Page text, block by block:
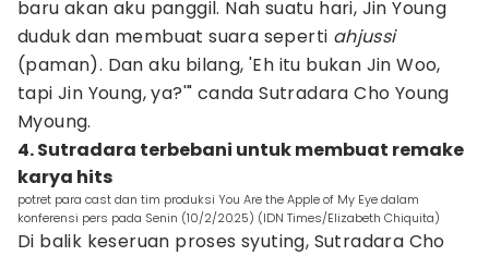
baru akan aku panggil. Nah suatu hari, Jin Young
duduk dan membuat suara seperti ahjussi
(paman). Dan aku bilang, 'Eh itu bukan Jin Woo,
tapi Jin Young, ya?'" canda Sutradara Cho Young
Myoung.
4. Sutradara terbebani untuk membuat remake
karya hits
potret para cast dan tim produksi You Are the Apple of My Eye dalam
konferensi pers pada Senin (10/2/2025) (IDN Times/Elizabeth Chiquita)
Di balik keseruan proses syuting, Sutradara Cho